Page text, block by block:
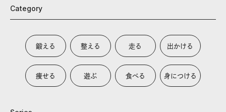
Category
鍛える 整える 走る 出かける
痩せる 遊ぶ 食べる 身につける